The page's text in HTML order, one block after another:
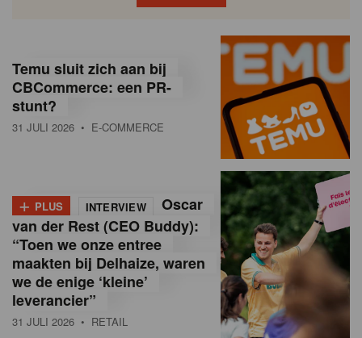
o
n
d
a
M
a
g
Temu sluit zich aan bij
CBCommerce: een PR-
stunt?
31 JULI 2026 • E-COMMERCE
+ PLUS INTERVIEW
Oscar
van der Rest (CEO Buddy):
“Toen we onze entree
maakten bij Delhaize, waren
we de enige ‘kleine’
leverancier”
31 JULI 2026 • RETAIL